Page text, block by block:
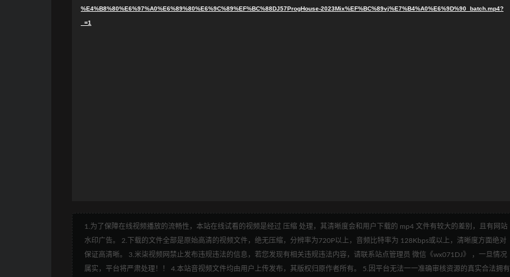
%E4%B8%80%E6%97%A0%E6%89%80%E6%9C%89%EF%BC%88DJ57ProgHouse-2023Mix%EF%BC%89vj%E7%B4%A0%E6%9D%90_batch.mp4?
_=1
1.为了保障在线视频播放的流畅性，本站在线试看的视频是经过 压缩 处理，其清晰度会和用户下载的 mp4 文件有较大的差别，且有网站
水印广告。 2.下载的文件全部是原始高清的视频文件，绝无压缩，分辨率为720P以上，音频比特率为 128Kbps或以上，清晰度方面绝对
保证高清晰。 3.米柒视频网禁止发布违规违法的信息，若您发现有相关违规违法内容，请联系站点管理员 微信《wx071DJ》 ，一旦情况
属实，平台将严肃处理！！ 4.本站音视频文件均由用户上传发布，其版权归原作者所有。 5.因平台无法一一准确审核资源的真实合法拥有